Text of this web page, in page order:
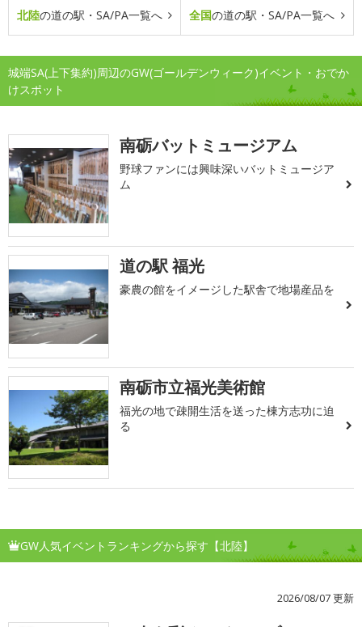
北陸の道の駅・SA/PA一覧へ 全国の道の駅・SA/PA一覧へ
城端SA(上下集約)周辺のGW(ゴールデンウィーク)イベント・おでか
けスポット
南砺バットミュージアム
野球ファンには興味深いバットミュージア
ム
道の駅 福光
豪農の館をイメージした駅舎で地場産品を
南砺市立福光美術館
福光の地で疎開生活を送った棟方志功に迫
る
GW人気イベントランキングから探す【北陸】
2026/08/07 更新